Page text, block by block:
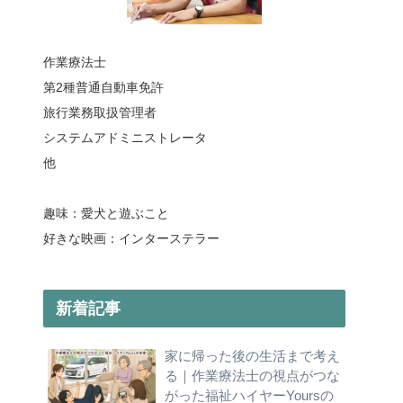
作業療法士
第2種普通自動車免許
旅行業務取扱管理者
システムアドミニストレータ
他
趣味：愛犬と遊ぶこと
好きな映画：インターステラー
新着記事
家に帰った後の生活まで考え
る｜作業療法士の視点がつな
がった福祉ハイヤーYoursの